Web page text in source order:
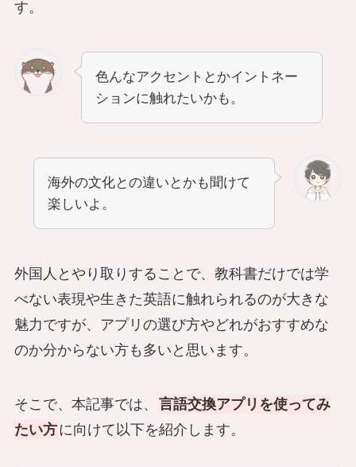
す。
色んなアクセントとかイントネー
ションに触れたいかも。
海外の文化との違いとかも聞けて
楽しいよ。
外国人とやり取りすることで、教科書だけでは学
べない表現や生きた英語に触れられるのが大きな
魅力ですが、アプリの選び方やどれがおすすめな
のか分からない方も多いと思います。
そこで、本記事では、
言語交換アプリを使ってみ
たい方に向けて以下を紹介します。